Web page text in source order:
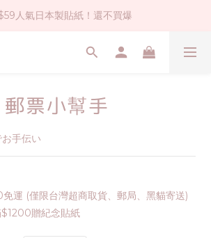
大人氣！各種有趣的打洞器
人氣日本製貼紙！還不買爆
全店$1500免運(台灣地區)
票小幫手
手伝い
運 (僅限台灣超商取貨、郵局、黑貓寄送)
贈紀念貼紙